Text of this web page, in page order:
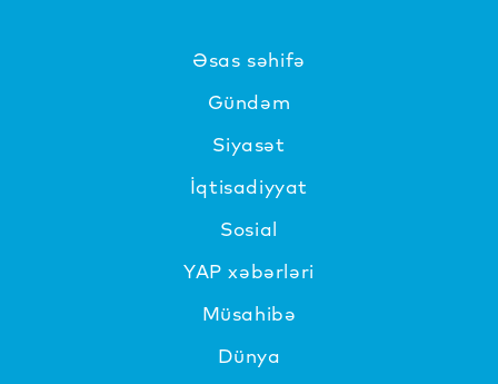
Əsas səhifə
Gündəm
Siyasət
İqtisadiyyat
Sosial
YAP xəbərləri
Müsahibə
Dünya